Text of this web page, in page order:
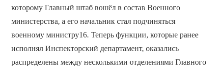
которому Главный штаб вошёл в состав Военного
министерства, а его начальник стал подчиняться
военному министру16. Теперь функции, которые ранее
исполнял Инспекторский департамент, оказались
распределены между несколькими отделениями Главного